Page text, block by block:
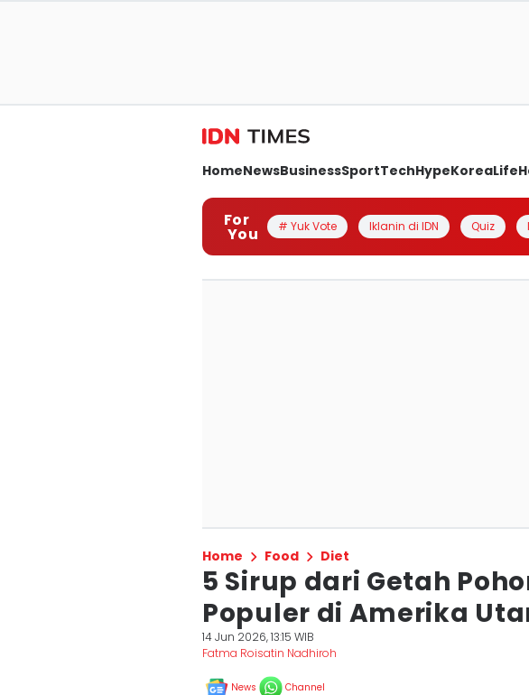
HomeNewsBusinessSportTechHypeKoreaLife
For
You # Yuk Vote Iklanin di IDN Quiz
Home Food Diet
5 Sirup dari Getah
Populer di Amerika
14 Jun 2026, 13:15 WIB
Fatma Roisatin Nadhiroh
News Channel